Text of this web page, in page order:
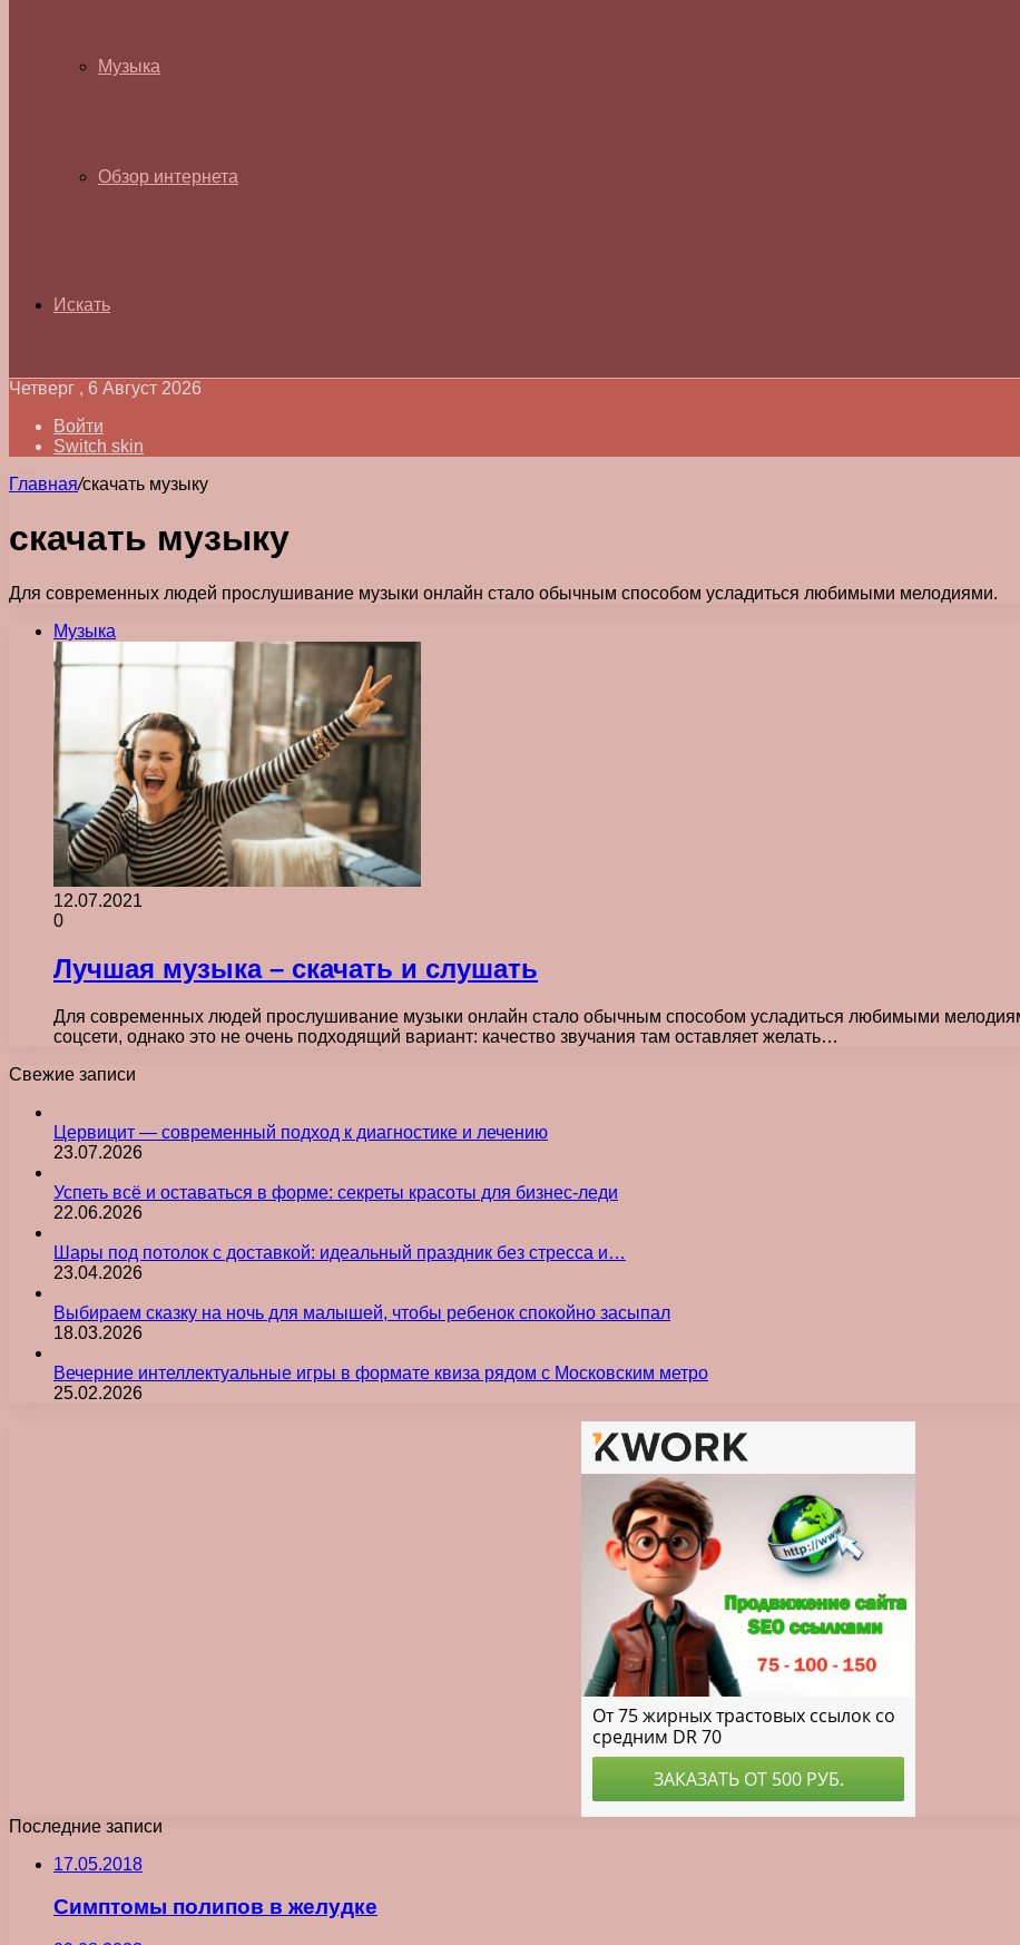
Музыка
Обзор интернета
Искать
Четверг , 6 Август 2026
Войти
Switch skin
Главная/скачать музыку
скачать музыку
Для современных людей прослушивание музыки онлайн стало обычным способом усладиться любимыми мелодиями.
Музыка
12.07.2021
0
Лучшая музыка – скачать и слушать
Для современных людей прослушивание музыки онлайн стало обычным способом усладиться любимыми
соцсети, однако это не очень подходящий вариант: качество звучания там оставляет желать…
Свежие записи
Цервицит — современный подход к диагностике и лечению
23.07.2026
Успеть всё и оставаться в форме: секреты красоты для бизнес-леди
22.06.2026
Шары под потолок с доставкой: идеальный праздник без стресса и…
23.04.2026
Выбираем сказку на ночь для малышей, чтобы ребенок спокойно засыпал
18.03.2026
Вечерние интеллектуальные игры в формате квиза рядом с Московским метро
25.02.2026
Последние записи
17.05.2018
Симптомы полипов в желудке